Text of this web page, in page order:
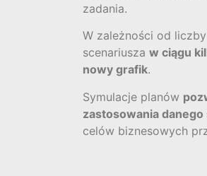
zadania.
W zależności od
scenariusza w ciągu
nowy grafik.
Symulacje planów
zastosowania
celów biznesowych